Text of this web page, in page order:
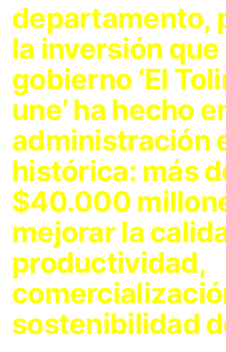
departamento,
la inversión que
gobierno ‘El
une’ ha hecho
administración
histórica: más
$40.000
mejorar la
productividad,
sostenibilidad